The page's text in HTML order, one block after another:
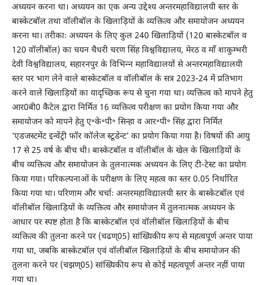
अध्ययन करना था। अध्ययन का एक अन्य उद्देश्य अन्तरमहाविद्यालयी स्तर के
बास्केटबॉल तथा वॉलीबॉल के खिलाड़ियों के व्यक्तित्व और समायोजन अध्ययन
करना था। तरीकाः अध्ययन के लिए कुल 240 खिलाड़ियों (120 बास्केटबॉल व
120 वॉलीबॉल) का चयन चैधरी चरण सिंह विश्वविद्यालय, मेरठ व माँ शाकुम्भरी
देवी विश्वविद्यालय, सहारनपुर के विभिन्न महाविद्यालयों से अन्तरमहाविद्यालयी
स्तर पर भाग लेने वाले बास्केटबॉल व वॉलीबॉल के सत्र 2023-24 में प्रतिभाग
करने वाले खिलाड़ियों का यादृच्छिक रूप से चुना गया था। व्यक्तित्व को मापने हेतु
आर0बी0 कैटेल द्वारा निर्मित 16 व्यक्तित्व परीक्षण का प्रयोग किया गया और
समायोजन को मापने हेतु ए॰के॰पी॰ सिन्हा व आर॰पी॰ सिंह द्वारा निर्मित
‘एडजस्टमेंट इन्वेंट्री फॉर कॉलेज स्टूडेन्ट’ का प्रयोग किया गया है। विषयों की आयु
17 से 25 वर्ष के बीच थी। बास्केटबॉल व वॉलीबॉल के खेल के खिलाड़ियों के
बीच व्यक्तित्व और समायोजन के तुलनात्मक अध्ययन के लिए टी-टेस्ट का प्रयोग
किया गया। परिकल्पनाओं के परीक्षण के लिए महत्व का स्तर 0.05 निर्धारित
किया गया था। परिणाम और चर्चाः अन्तरमहाविद्यालयी स्तर के बास्केटबॉल एवं
वॉलीबॉल खिलाड़ियों के व्यक्तित्व और समायोजन में तुलनात्मक अध्ययन के
आधार पर स्पष्ट होता है कि बास्केटबॉल एवं वॉलीबॉल खिलाड़ियों के बीच
व्यक्तित्व की तुलना करने पर (चढण्05) सांख्यिकीय रूप से महत्वपूर्ण अन्तर पाया
गया था, जबकि बास्केटबॉल एवं वॉलीबॉल खिलाड़ियों के बीच समायोजन की
तुलना करने पर (चझण्05) सांख्यिकीय रूप से कोई महत्वपूर्ण अन्तर नहीं पाया
गया था।